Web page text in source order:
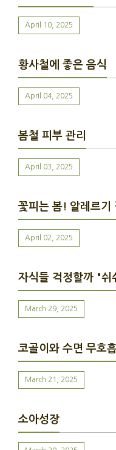
April 10, 2025
황사철에 좋은 음식
April 04, 2025
봄철 피부 관리
April 03, 2025
꽃피는 봄! 알레르기
April 02, 2025
자식들 걱정할까 "쉬
March 29, 2025
코골이와 수면 무호
March 21, 2025
소아성장